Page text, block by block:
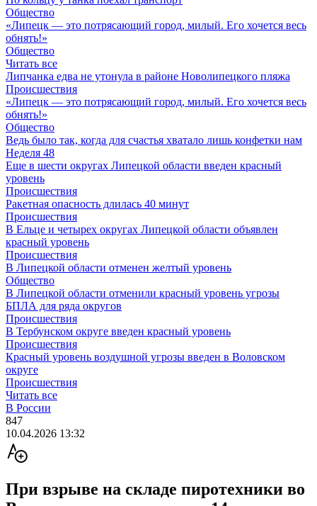
Общество
«Липецк — это потрясающий город, милый. Его хочется весь
обнять!»
Общество
Читать все
Липчанка едва не утонула в районе Новолипецкого пляжа
Происшествия
«Липецк — это потрясающий город, милый. Его хочется весь
обнять!»
Общество
Ведь было так, когда для счастья хватало лишь конфетки нам
Неделя 48
Еще в шести округах Липецкой области введен красный
уровень
Происшествия
Ракетная опасность длилась 40 минут
Происшествия
В Ельце и четырех округах Липецкой области объявлен
красный уровень
Происшествия
В Липецкой области отменен желтый уровень
Общество
В Липецкой области отменили красный уровень угрозы
БПЛА для ряда округов
Происшествия
В Тербунском округе введен красный уровень
Происшествия
Красный уровень воздушной угрозы введен в Воловском
округе
Происшествия
Читать все
В России
847
10.04.2026 13:32
При взрыве на складе пиротехники во